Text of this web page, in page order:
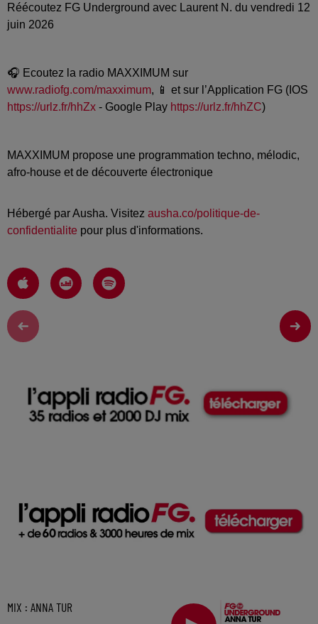
Réécoutez FG Underground avec Laurent N. du vendredi 12
juin 2026
🎧 Ecoutez la radio MAXXIMUM sur
www.radiofg.com/maxximum, 📱 et sur l’Application FG (IOS
https://urlz.fr/hhZx - Google Play https://urlz.fr/hhZC)
MAXXIMUM propose une programmation techno, mélodic,
afro-house et de découverte électronique
Hébergé par Ausha. Visitez ausha.co/politique-de-
confidentialite pour plus d'informations.
MIX : ANNA TUR